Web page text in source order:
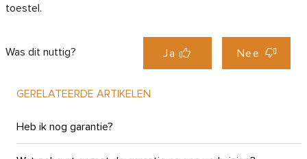
toestel.
Was dit nuttig? Ja Nee
GERELATEERDE ARTIKELEN
Heb ik nog garantie?